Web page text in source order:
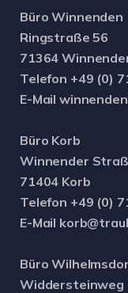
Büro Winnenden
Ringstraße 56
71364
Telefon +49 (0)
E-Mail
Büro Korb
Winnender
71404 Korb
Telefon +49 (0)
E-Mail
Büro
Widdersteinweg